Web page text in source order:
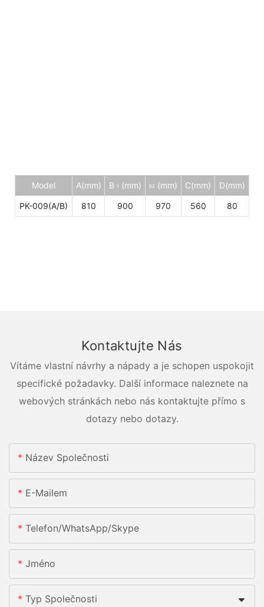
Model A(mm) B 1 (mm) B2 (mm) C(mm) D(mm)
PK-009(A/B) 810 900 970 560 80
Kontaktujte Nás
Vítáme vlastní návrhy a nápady a je schopen uspokojit
specifické požadavky. Další informace naleznete na
webových stránkách nebo nás kontaktujte přímo s
dotazy nebo dotazy.
Název Společnosti
E-Mailem
Telefon/whatsApp/skype
Jméno
Typ Společnosti